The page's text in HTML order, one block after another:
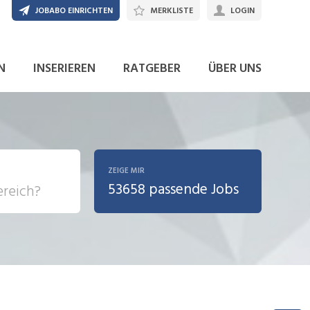
INSERIEREN RATGEBER ÜBER UNS
JOBABO EINRICHTEN MERKLISTE LOGIN
ZEIGE MIR
53658 passende Jobs